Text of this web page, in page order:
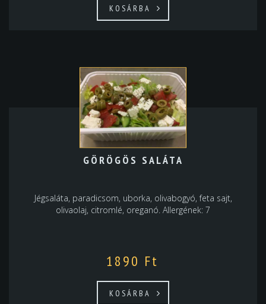
KOSÁRBA
GÖRÖGÖS SALÁTA
Jégsaláta, paradicsom, uborka, olivabogyó, feta sajt,
olivaolaj, citromlé, oreganó. Allergének: 7
1890 Ft
KOSÁRBA